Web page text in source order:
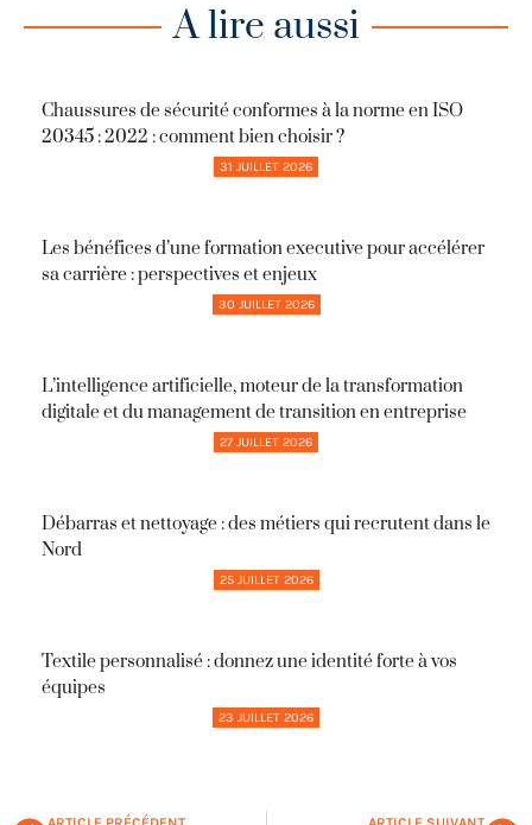
A lire aussi
Chaussures de sécurité conformes à la norme en ISO
20345 : 2022 : comment bien choisir ?
31 JUILLET 2026
Les bénéfices d’une formation executive pour accélérer
sa carrière : perspectives et enjeux
30 JUILLET 2026
L’intelligence artificielle, moteur de la transformation
digitale et du management de transition en entreprise
27 JUILLET 2026
Débarras et nettoyage : des métiers qui recrutent dans le
Nord
25 JUILLET 2026
Textile personnalisé : donnez une identité forte à vos
équipes
23 JUILLET 2026